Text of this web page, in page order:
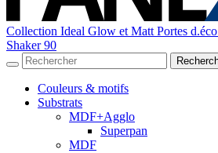
Collection Ideal Glow et Matt Portes d.éco
Shaker 90
Couleurs & motifs
Substrats
MDF+Agglo
Superpan
MDF